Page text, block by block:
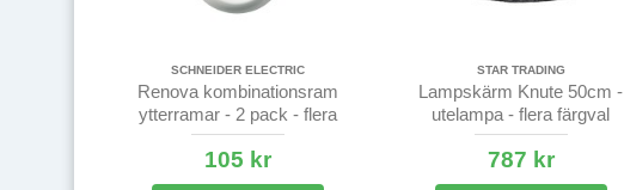
SCHNEIDER ELECTRIC
Renova kombinationsram
ytterramar - 2 pack - flera
färgval
105 kr
STAR TRADING
Lampskärm Knute 50cm -
utelampa - flera färgval
787 kr